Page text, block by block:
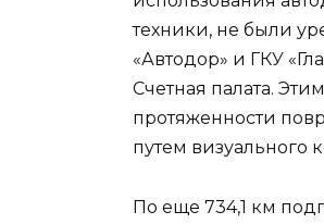
техники, не были
«Автодор» и ГКУ
Счетная палата.
протяженности
путем визуального
По еще 734,1 км